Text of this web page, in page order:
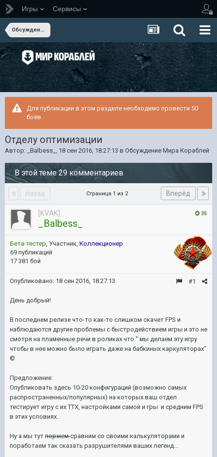
Игры Сервисы
Обсуждение Мира Кораблей
Для публикации в этом разделе необходимо провести 50
боёв.
Отделу оптимизации
Автор: _Balbess_ , 18 сен 2016, 18:27:13 в Обсуждение Мира Кораблей
В этой теме 29 комментариев
Назад Вперёд
Страница 1 из 2
35
[KVAK]
_Balbess_
Бета-тестер, Участник, Коллекционер
69 публикаций
17 381 бой
#1
Опубликовано: 18 сен 2016, 18:27:13
День добрый!
В последнем релизе что-то как-то слишком скачет FPS и
наблюдаются другие проблемы с быстродействием игры и это не
смотря на пламенные речи в роликах что " мы делаем эту игру
чтобы в нее можно было играть даже на бабкиных каркуляторах"
©
Предложение:
Опубликовать здесь 10-20 конфигураций (возможно самых
распространенных/популярных) на которых ваш отдел
тестирует игру с их ТТХ, настройками самой и гры и средним FPS
в этих условиях..
Ну а мы тут поржемсравним со своими калькуляторами и
поработаем так сказать разрушителями ваших легенд...